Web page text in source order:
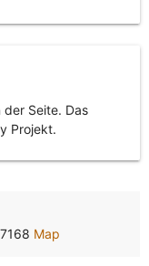
der Seite. Das
Projekt.
Map